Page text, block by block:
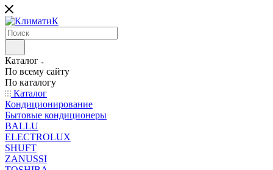
Каталог
По всему сайту
По каталогу
Каталог
Кондиционирование
Бытовые кондиционеры
BALLU
ELECTROLUX
SHUFT
ZANUSSI